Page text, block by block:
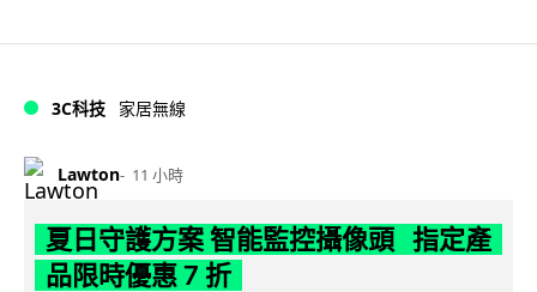
3C科技 家居無線
Lawton 11 小時
夏日守護方案 智能監控攝像頭 指定產
品限時優惠 7 折